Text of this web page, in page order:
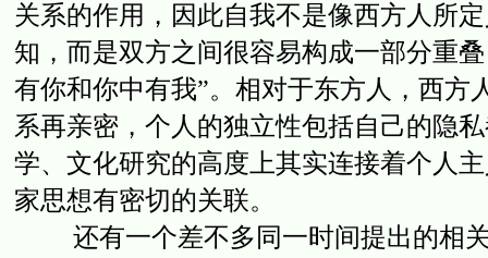
关系的作用，因此自我不是像西方人所
知，而是双方之间很容易构成一部分重
有你和你中有我”。相对于东方人，西方
系再亲密，个人的独立性包括自己的隐
学、文化研究的高度上其实连接着个人
家思想有密切的关联。
还有一个差不多同一时间提出的相关